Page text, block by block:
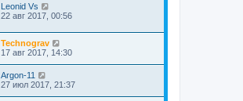
Leonid Vs
22 авг 2017, 00:56
Technograv
17 авг 2017, 14:30
Argon-11
27 июл 2017, 21:37